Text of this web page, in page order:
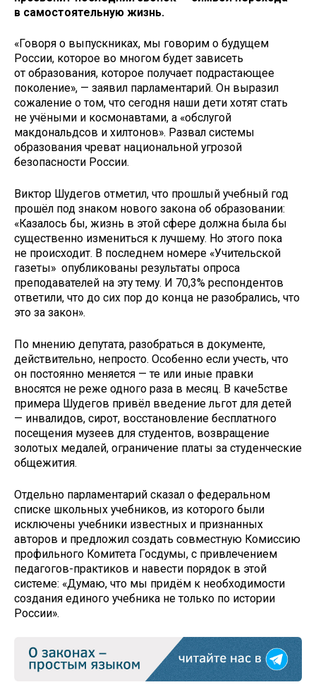
в самостоятельную жизнь.
«Говоря о выпускниках, мы говорим о будущем
России, которое во многом будет зависеть
от образования, которое получает подрастающее
поколение», — заявил парламентарий. Он выразил
сожаление о том, что сегодня наши дети хотят стать
не учёными и космонавтами, а «обслугой
макдональдсов и хилтонов». Развал системы
образования чреват национальной угрозой
безопасности России.
Виктор Шудегов отметил, что прошлый учебный год
прошёл под знаком нового закона об образовании:
«Казалось бы, жизнь в этой сфере должна была бы
существенно измениться к лучшему. Но этого пока
не происходит. В последнем номере «Учительской
газеты» опубликованы результаты опроса
преподавателей на эту тему. И 70,3% респондентов
ответили, что до сих пор до конца не разобрались, что
это за закон».
По мнению депутата, разобраться в документе,
действительно, непросто. Особенно если учесть, что
он постоянно меняется — те или иные правки
вносятся не реже одного раза в месяц. В каче5стве
примера Шудегов привёл введение льгот для детей
— инвалидов, сирот, восстановление бесплатного
посещения музеев для студентов, возвращение
золотых медалей, ограничение платы за студенческие
общежития.
Отдельно парламентарий сказал о федеральном
списке школьных учебников, из которого были
исключены учебники известных и признанных
авторов и предложил создать совместную Комиссию
профильного Комитета Госдумы, с привлечением
педагогов-практиков и навести порядок в этой
системе: «Думаю, что мы придём к необходимости
создания единого учебника не только по истории
России».